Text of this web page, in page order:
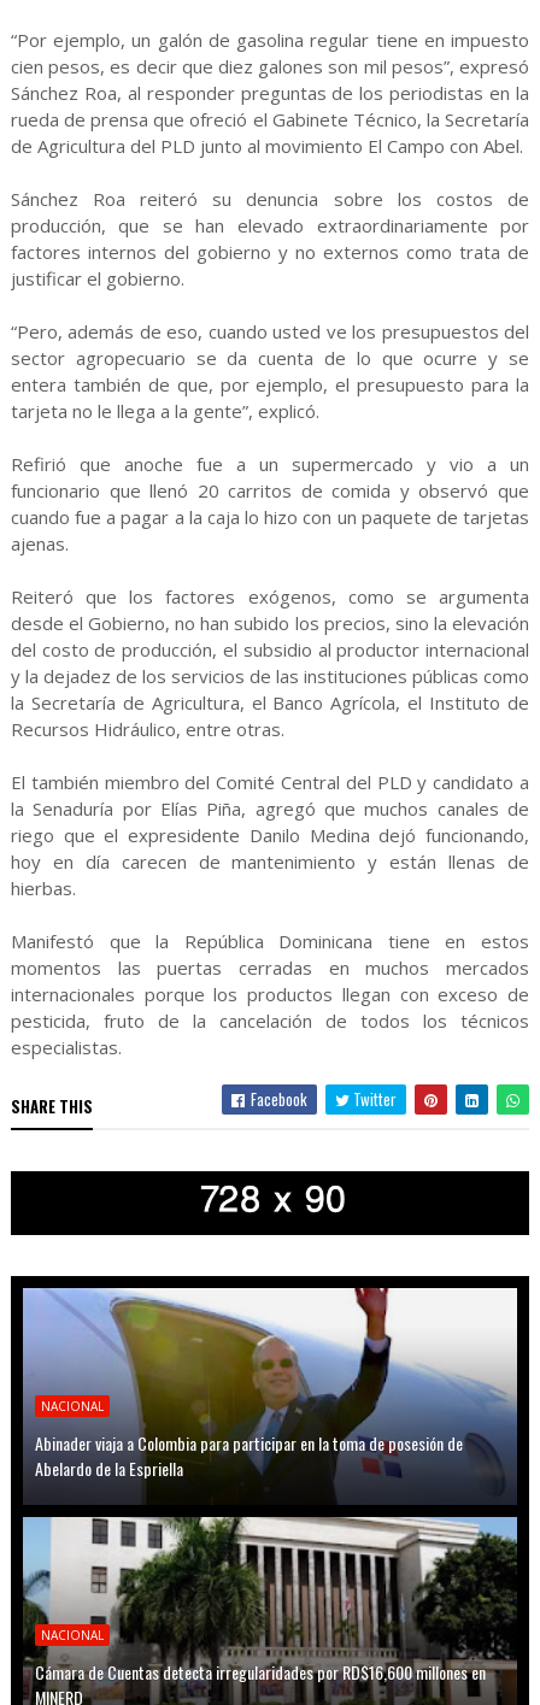
“Por ejemplo, un galón de gasolina regular tiene en impuesto
cien pesos, es decir que diez galones son mil pesos”, expresó
Sánchez Roa, al responder preguntas de los periodistas en la
rueda de prensa que ofreció el Gabinete Técnico, la Secretaría
de Agricultura del PLD junto al movimiento El Campo con Abel.
Sánchez Roa reiteró su denuncia sobre los costos de
producción, que se han elevado extraordinariamente por
factores internos del gobierno y no externos como trata de
justificar el gobierno.
“Pero, además de eso, cuando usted ve los presupuestos del
sector agropecuario se da cuenta de lo que ocurre y se
entera también de que, por ejemplo, el presupuesto para la
tarjeta no le llega a la gente”, explicó.
Refirió que anoche fue a un supermercado y vio a un
funcionario que llenó 20 carritos de comida y observó que
cuando fue a pagar a la caja lo hizo con un paquete de tarjetas
ajenas.
Reiteró que los factores exógenos, como se argumenta
desde el Gobierno, no han subido los precios, sino la elevación
del costo de producción, el subsidio al productor internacional
y la dejadez de los servicios de las instituciones públicas como
la Secretaría de Agricultura, el Banco Agrícola, el Instituto de
Recursos Hidráulico, entre otras.
El también miembro del Comité Central del PLD y candidato a
la Senaduría por Elías Piña, agregó que muchos canales de
riego que el expresidente Danilo Medina dejó funcionando,
hoy en día carecen de mantenimiento y están llenas de
hierbas.
Manifestó que la República Dominicana tiene en estos
momentos las puertas cerradas en muchos mercados
internacionales porque los productos llegan con exceso de
pesticida, fruto de la cancelación de todos los técnicos
especialistas.
SHARE THIS Facebook Twitter
NACIONAL
Abinader viaja a Colombia para participar en la toma de posesión de
Abelardo de la Espriella
NACIONAL
Cámara de Cuentas detecta irregularidades por RD$16,600 millones en
MINERD